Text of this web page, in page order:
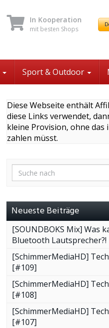
In Kooperation
mit besten Shops
Sport & Outdoor
Diese Webseite enthält
diese Links verwendet,
kleine Provision, ohne das
zahlen müsst.
Neueste Beiträge
[SOUNDBOKS Mix] Was
Bluetooth Lautsprecher?!
[SchimmerMediaHD]
[#109]
[SchimmerMediaHD]
[#108]
[SchimmerMediaHD]
[#107]